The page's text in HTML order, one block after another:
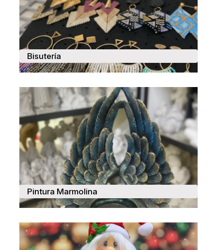
Bisutería
Pintura Marmolina